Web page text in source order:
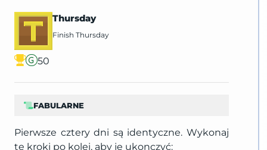
50
Thursday
Finish Thursday
FABULARNE
Pierwsze cztery dni są identyczne. Wykonaj
te kroki po kolei, aby je ukonczyć: